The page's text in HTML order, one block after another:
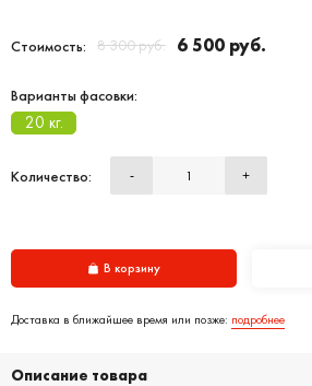
Стоимость: 8 300 руб. 6 500 руб.
Варианты фасовки:
20 кг.
Количество: - +
В корзину
Доставка в ближайшее время или позже: подробнее
Описание товара